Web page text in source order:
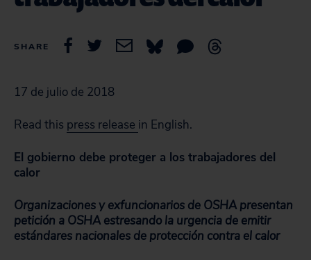
SHARE
17 de julio de 2018
Read this press release in English.
El gobierno debe proteger a los trabajadores del
calor
Organizaciones y exfuncionarios de OSHA presentan
petición a OSHA estresando la urgencia de emitir
estándares nacionales de protección contra el calor